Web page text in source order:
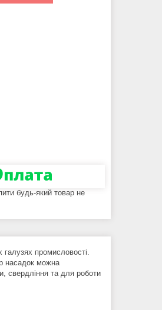
будь-який товар не
промисловості.
насадок можна
свердління та для роботи